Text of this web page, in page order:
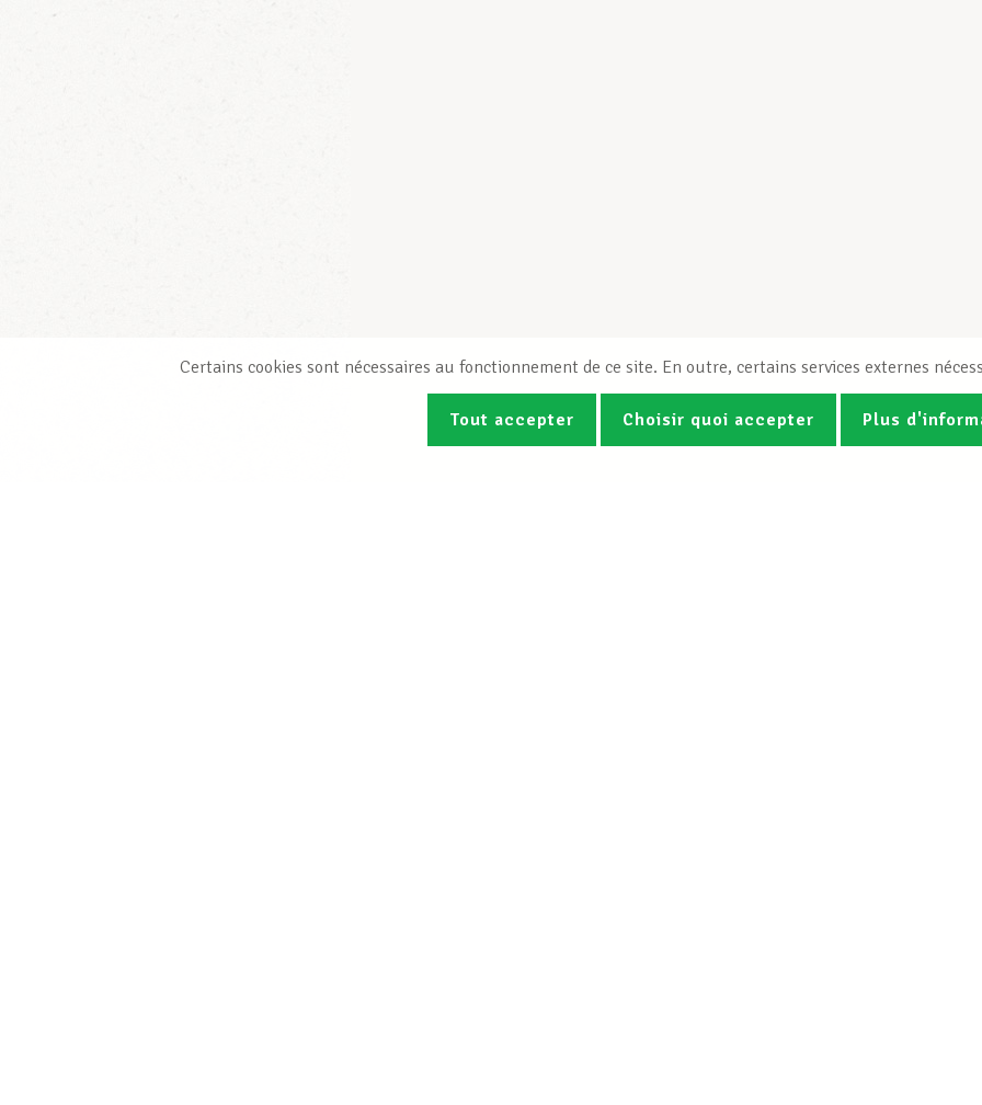
Certains cookies sont nécessaires au fonctionnement de ce site. En outre, certains services externes
Tout accepter Choisir quoi accepter Plus